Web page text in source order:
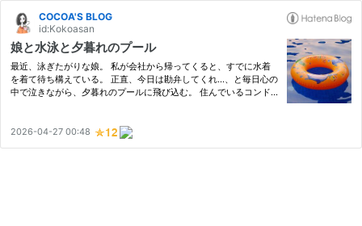
COCOA'S BLOG
id:Kokoasan
娘と水泳と夕暮れのプール
最近、泳ぎたがりな娘。 私が会社から帰ってくると、すでに水着
を着て待ち構えている。 正直、今日は勘弁してくれ…、と毎日心の
中で泣きながら、夕暮れのプールに飛び込む。 住んでいるコンド
ーマ…
2026-04-27 00:48